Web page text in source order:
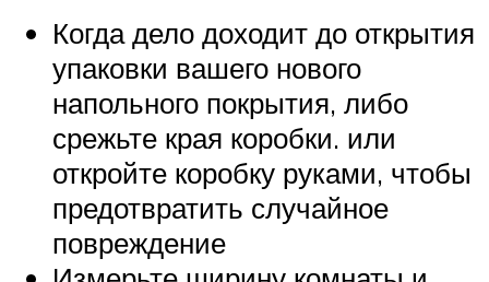
Когда дело доходит до открытия
упаковки вашего нового
напольного покрытия, либо
срежьте края коробки. или
откройте коробку руками, чтобы
предотвратить случайное
повреждение